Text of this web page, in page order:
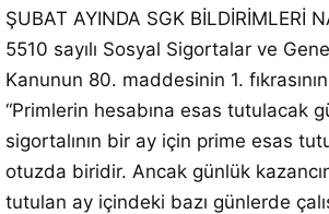
ŞUBAT AYINDA SGK BİLDİRİMLERİ
5510 sayılı Sosyal Sigortalar ve
Kanunun 80. maddesinin 1.
“Primlerin hesabına esas tutulacak
sigortalının bir ay için prime esas
otuzda biridir. Ancak günlük
tutulan ay içindeki bazı günlerde